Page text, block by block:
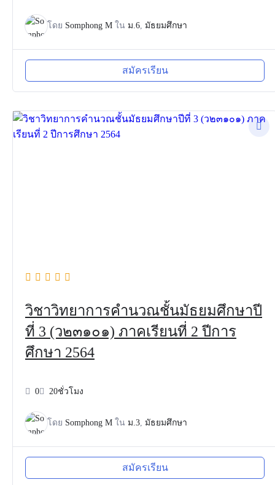
โดย Somphong M ใน ม.6 มัธยมศึกษา
สมัครเรียน
วิชาวิทยาการคำนวณชั้นมัธยมศึกษาปี
ที่ 3 (ว๒๓๑๐๑) ภาคเรียนที่ 2 ปีการ
ศึกษา 2564
0 20ชั่วโมง
โดย Somphong M ใน ม.3 มัธยมศึกษา
สมัครเรียน